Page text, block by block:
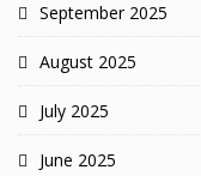
September 2025
August 2025
July 2025
June 2025